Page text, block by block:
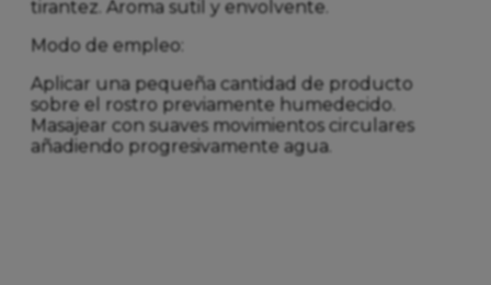
tirantez. Aroma sutil y envolvente.
Modo de empleo:
Aplicar una pequeña cantidad de producto
sobre el rostro previamente humedecido.
Masajear con suaves movimientos circulares
añadiendo progresivamente agua.